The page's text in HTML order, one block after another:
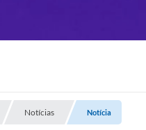
Notícias Notícia